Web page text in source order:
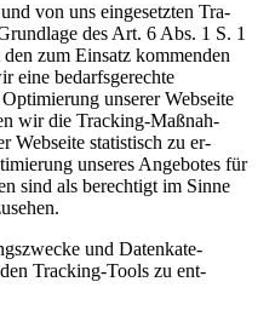
von uns eingesetzten Tra-
des Art. 6 Abs. 1 S. 1
zum Einsatz kommenden
eine bedarfsgerechte
unserer Webseite
wir die Tracking-Maßnah-
Webseite statistisch zu er-
unseres Angebotes für
sind als berechtigt im Sinne
und Datenkate-
Tracking-Tools zu ent-